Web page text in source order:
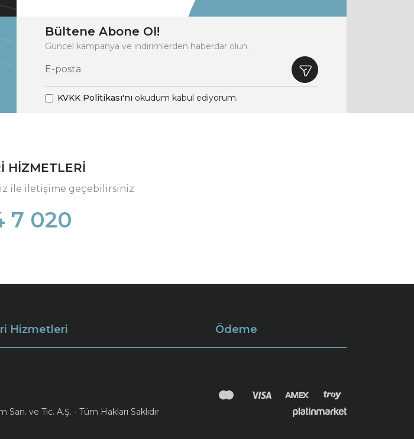
Bültene Abone Ol!
Güncel kampanya ve indirimlerden haberdar olun.
KVKK Politikası'nı okudum kabul ediyorum.
HİZMETLERİ
ile iletişime geçebilirsiniz
7 020
Hizmetleri Ödeme
ve Tic. A.Ş. - Tüm Hakları Saklıdır